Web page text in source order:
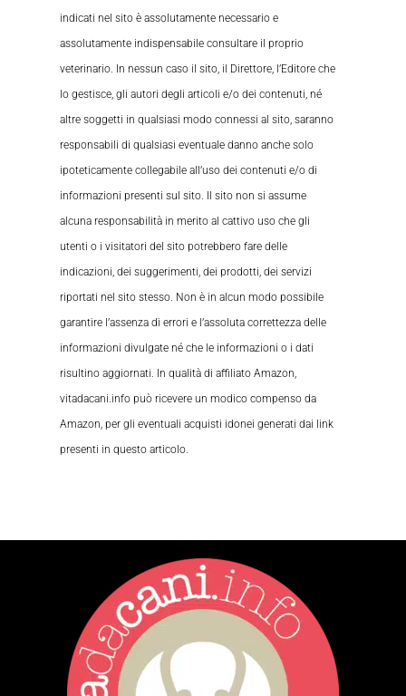
indicati nel sito è assolutamente necessario e
assolutamente indispensabile consultare il proprio
veterinario. In nessun caso il sito, il Direttore, l’Editore che
lo gestisce, gli autori degli articoli e/o dei contenuti, né
altre soggetti in qualsiasi modo connessi al sito, saranno
responsabili di qualsiasi eventuale danno anche solo
ipoteticamente collegabile all’uso dei contenuti e/o di
informazioni presenti sul sito. Il sito non si assume
alcuna responsabilità in merito al cattivo uso che gli
utenti o i visitatori del sito potrebbero fare delle
indicazioni, dei suggerimenti, dei prodotti, dei servizi
riportati nel sito stesso. Non è in alcun modo possibile
garantire l’assenza di errori e l’assoluta correttezza delle
informazioni divulgate né che le informazioni o i dati
risultino aggiornati. In qualità di affiliato Amazon,
vitadacani.info può ricevere un modico compenso da
Amazon, per gli eventuali acquisti idonei generati dai link
presenti in questo articolo.